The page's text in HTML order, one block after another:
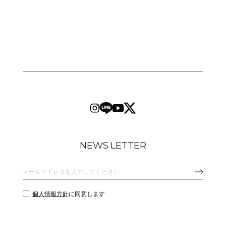
NEWS LETTER
個人情報方針に同意します